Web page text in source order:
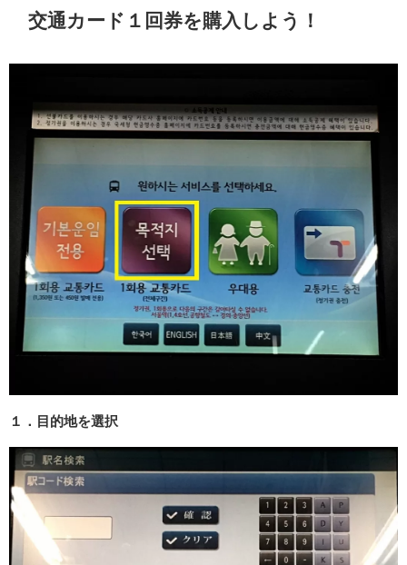
交通カード１回券を購入しよう！
１．目的地を選択